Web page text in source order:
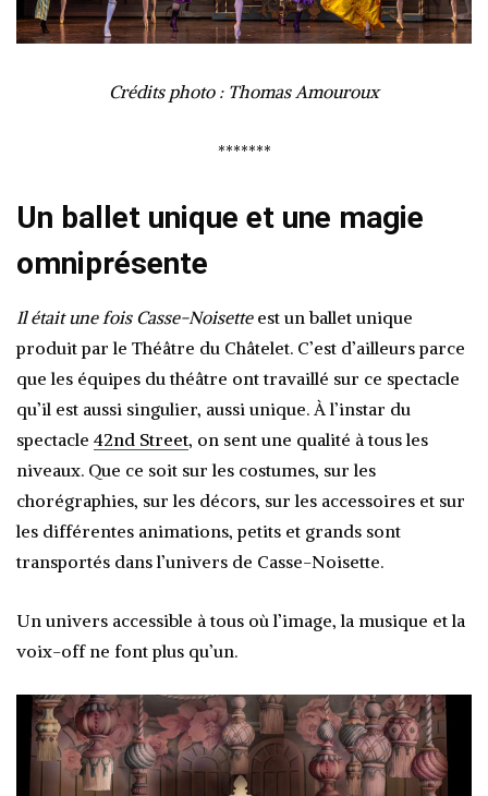
Crédits photo : Thomas Amouroux
*******
Un ballet unique et une magie
omniprésente
Il était une fois Casse-Noisetteest un ballet unique
produit par le Théâtre du Châtelet. C’est d’ailleurs parce
que les équipes du théâtre ont travaillé sur ce spectacle
qu’il est aussi singulier, aussi unique. À l’instar du
spectacle 42nd Street, on sent une qualité à tous les
niveaux. Que ce soit sur les costumes, sur les
chorégraphies, sur les décors, sur les accessoires et sur
les différentes animations, petits et grands sont
transportés dans l’univers de Casse-Noisette.
Un univers accessible à tous où l’image, la musique et la
voix-off ne font plus qu’un.